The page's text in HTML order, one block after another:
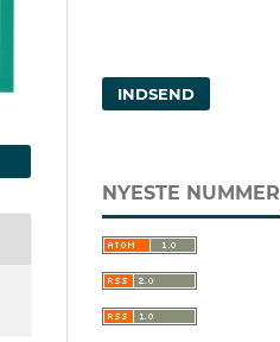
INDSEND
NYESTE NUMMER